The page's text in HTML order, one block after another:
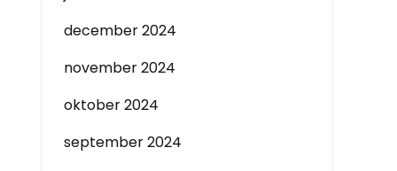
december 2024
november 2024
oktober 2024
september 2024